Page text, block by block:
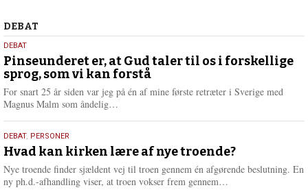
Debat
DEBAT
5.
august
2026
DEBAT
Pinseunderet er, at Gud taler til os i forskellige
sprog, som vi kan forstå
For snart 25 år siden var jeg på én af mine første retræter i Sverige med
Magnus Malm som åndelig…
e
e
25.
juli
2026
DEBAT, PERSONER
Hvad kan kirken lære af nye troende?
Nye troende finder sjældent vej til troen gennem én afgørende beslutning. En
ny ph.d.-afhandling viser, at troen vokser frem gennem…